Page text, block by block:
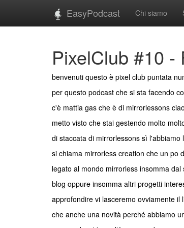
EasyPodcast Chi siamo
PixelClub #10 -
benvenuti questo è pixel club puntata
per questo podcast che si sta facendo
c'è mattia gas che è di mirrorlessons
metto visto che stai gestendo molto
di staccata di mirrorlessons sì
si chiama mirrorless creation che un po
legato al mondo mirrorless insomma
blog oppure insomma altri progetti
approfondire vi lasceremo ovviamente
che anche una novità perché abbiamo